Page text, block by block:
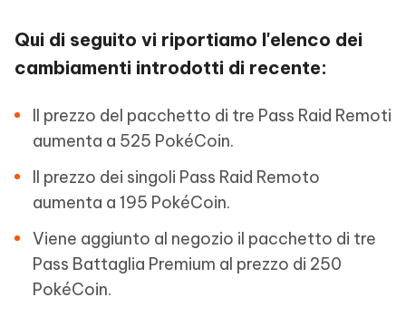
Qui di seguito vi riportiamo l'elenco dei
cambiamenti introdotti di recente:
Il prezzo del pacchetto di tre Pass Raid Remoti
aumenta a 525 PokéCoin.
Il prezzo dei singoli Pass Raid Remoto
aumenta a 195 PokéCoin.
Viene aggiunto al negozio il pacchetto di tre
Pass Battaglia Premium al prezzo di 250
PokéCoin.